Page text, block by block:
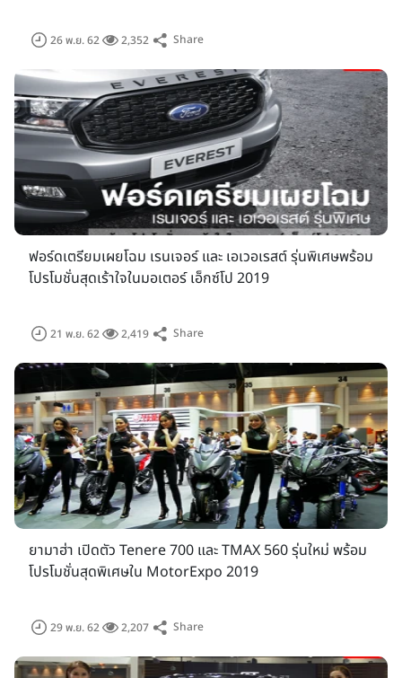
พบกับงาน"มหกรรมยานยนต์ ครั้งที่ 36" (Motor Expo
2019)ณ อาคารชาลเลนเจอร์ 1 - 3 อิมแพค เมืองทองธานี
ระหว่างวันที่29 พฤศจิกายน - 10 ธันวาคม 2562และสามารถ
ติดตามข่าวสารเพิ่มเติมได้ที่เช็คราคา.คอม
หรือwww.motorexpo.co.th
เกาะติดงานมอเตอร์เอ็กซ์โป 2019 ผ่านทาง Facebook
Car Guru Thailand
26 พ.ย. 62 2,352 Share
ฟอร์ดเตรียมเผยโฉม เรนเจอร์ และ เอเวอเรสต์ รุ่นพิเศษพร้อม
โปรโมชั่นสุดเร้าใจในมอเตอร์ เอ็กซ์โป 2019
21 พ.ย. 62 2,419 Share
ยามาฮ่า เปิดตัว Tenere 700 และ TMAX 560 รุ่นใหม่ พร้อม
โปรโมชั่นสุดพิเศษใน MotorExpo 2019
29 พ.ย. 62 2,207 Share